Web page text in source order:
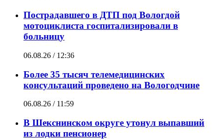
Пострадавшего в ДТП под Вологдой
мотоциклиста госпитализировали в
больницу
06.08.26 / 12:36
Более 35 тысяч телемедицинских
консультаций проведено на Вологодчине
06.08.26 / 11:59
В Шекснинском округе утонул выпавший
из лодки пенсионер